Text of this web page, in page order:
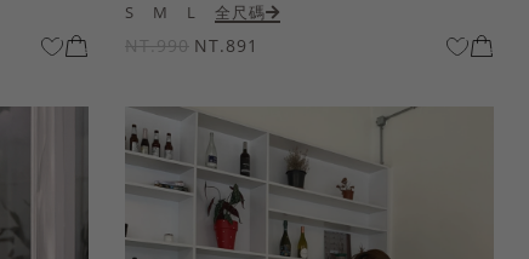
S M L 全尺碼
NT.990 NT.891